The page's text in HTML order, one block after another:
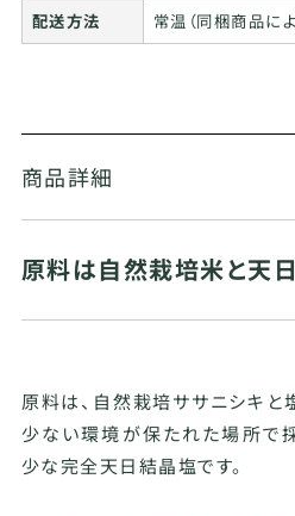
配送方法
常温（同梱商品に
商品詳細
原料は自然栽培米と天
原料は、自然栽培ササニシキと
少ない環境が保たれた場所で
少な完全天日結晶塩です。